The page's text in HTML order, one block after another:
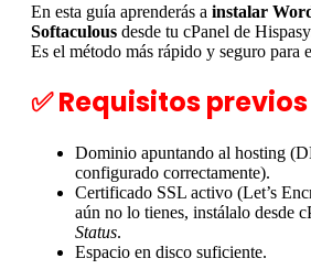
En esta guía aprenderás a instalar
Softaculous desde tu cPanel de
Es el método más rápido y seguro para
✅ Requisitos previos
Dominio apuntando al hosting
configurado correctamente).
Certificado SSL activo (Let’s
aún no lo tienes, instálalo desde
Status.
Espacio en disco suficiente.